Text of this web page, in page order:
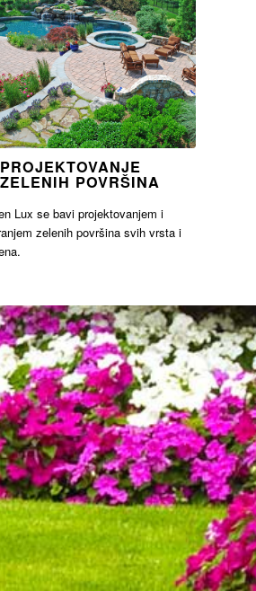
Opširnije
PROJEKTOVANJE
ZELENIH POVRŠINA
Lux se bavi projektovanjem i
zelenih površina svih vrsta i